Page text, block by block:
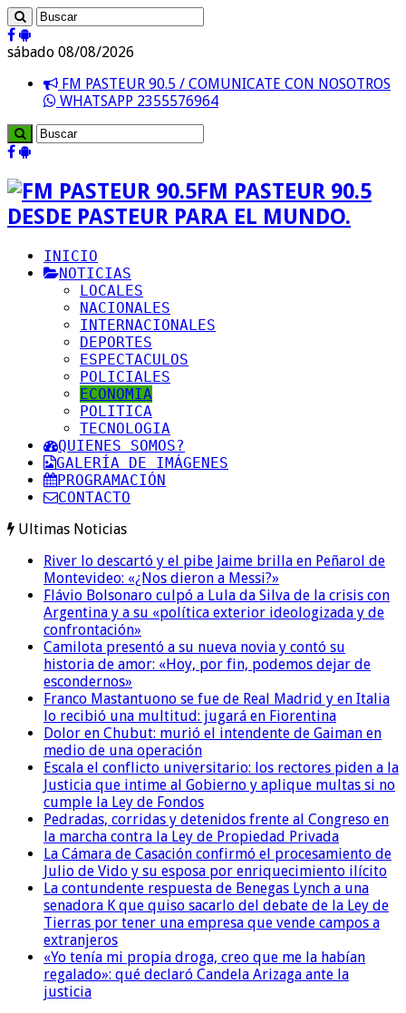
sábado 08/08/2026
FM PASTEUR 90.5 / COMUNICATE CON NOSOTROS
WHATSAPP 2355576964
FM PASTEUR 90.5
DESDE PASTEUR PARA EL MUNDO.
INICIO
NOTICIAS
LOCALES
NACIONALES
INTERNACIONALES
DEPORTES
ESPECTACULOS
POLICIALES
ECONOMIA
POLITICA
TECNOLOGIA
QUIENES SOMOS?
GALERÍA DE IMÁGENES
PROGRAMACIÓN
CONTACTO
Ultimas Noticias
River lo descartó y el pibe Jaime brilla en Peñarol de
Montevideo: «¿Nos dieron a Messi?»
Flávio Bolsonaro culpó a Lula da Silva de la crisis con
Argentina y a su «política exterior ideologizada y de
confrontación»
Camilota presentó a su nueva novia y contó su
historia de amor: «Hoy, por fin, podemos dejar de
escondernos»
Franco Mastantuono se fue de Real Madrid y en Italia
lo recibió una multitud: jugará en Fiorentina
Dolor en Chubut: murió el intendente de Gaiman en
medio de una operación
Escala el conflicto universitario: los rectores piden a la
Justicia que intime al Gobierno y aplique multas si no
cumple la Ley de Fondos
Pedradas, corridas y detenidos frente al Congreso en
la marcha contra la Ley de Propiedad Privada
La Cámara de Casación confirmó el procesamiento de
Julio de Vido y su esposa por enriquecimiento ilícito
La contundente respuesta de Benegas Lynch a una
senadora K que quiso sacarlo del debate de la Ley de
Tierras por tener una empresa que vende campos a
extranjeros
«Yo tenía mi propia droga, creo que me la habían
regalado»: qué declaró Candela Arizaga ante la
justicia